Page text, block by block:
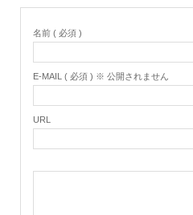
名前 ( 必須 )
E-MAIL ( 必須 ) ※ 公開されません
URL